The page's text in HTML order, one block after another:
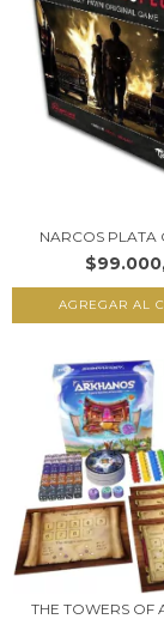
NARCOS PLATA
THE TOWERS OF